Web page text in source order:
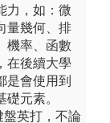
力，如：微
量幾何、排
機率、函數
在後續大學
是會使用到
礎元素。
盤英打，不論